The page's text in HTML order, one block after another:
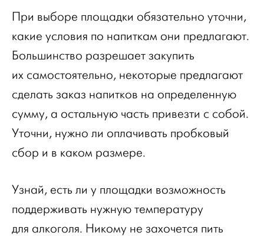
При выборе площадки обязательно уточни,
какие условия по напиткам они предлагают.
Большинство разрешает закупить
их самостоятельно, некоторые предлагают
сделать заказ напитков на определенную
сумму, а остальную часть привезти с собой.
Уточни, нужно ли оплачивать пробковый
сбор и в каком размере.
Узнай, есть ли у площадки возможность
поддерживать нужную температуру
для алкоголя. Никому не захочется пить